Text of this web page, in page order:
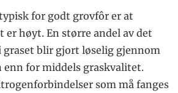
for godt grovfôr er at
høyt. En større andel av det
blir gjort løselig gjennom
enn for middels graskvalitet.
som må fanges